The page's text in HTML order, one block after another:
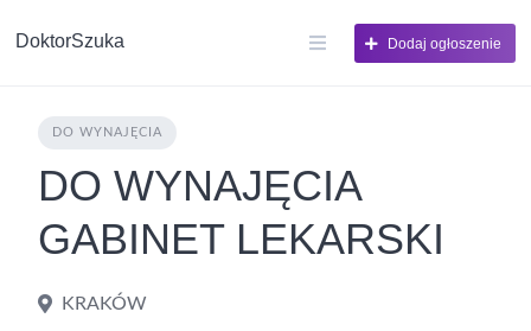
DoktorSzuka Dodaj ogłoszenie
DO WYNAJĘCIA
DO WYNAJĘCIA
GABINET LEKARSKI
KRAKÓW